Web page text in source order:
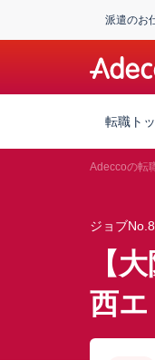
派遣のお
転職ト
Adeccoの転
ジョブ
【
西